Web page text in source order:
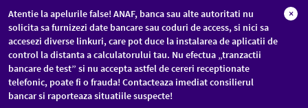
Atentie la apelurile false! ANAF, banca sau alte autoritati nu
solicita sa furnizezi date bancare sau coduri de access, si nici sa
accesezi diverse linkuri, care pot duce la instalarea de aplicatii de
control la distanta a calculatorului tau. Nu efectua „tranzactii
bancare de test” si nu accepta astfel de cereri receptionate
telefonic, poate fi o frauda! Contacteaza imediat consilierul
bancar si raporteaza situatiile suspecte!
×